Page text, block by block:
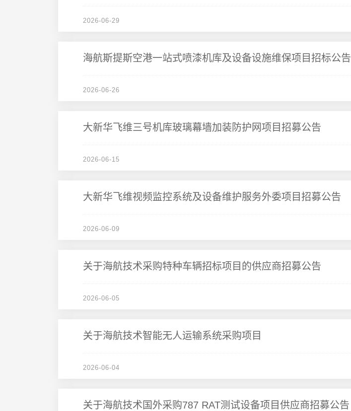
2026-06-29
海航斯提斯空港一站式喷漆机库及设备设施维保项目招标公告
2026-06-26
大新华飞维三号机库玻璃幕墙加装防护网项目招募公告
2026-06-15
大新华飞维视频监控系统及设备维护服务外委项目招募公告
2026-06-09
关于海航技术采购特种车辆招标项目的供应商招募公告
2026-06-05
关于海航技术智能无人运输系统采购项目
2026-06-04
关于海航技术国外采购787 RAT测试设备项目供应商招募公告